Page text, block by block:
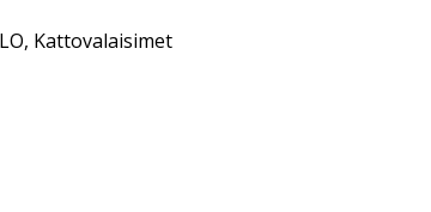
, Kattovalaisimet